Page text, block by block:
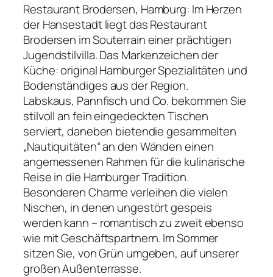
Restaurant Brodersen, Hamburg: Im Herzen
der Hansestadt liegt das Restaurant
Brodersen im Souterrain einer prächtigen
Jugendstilvilla. Das Markenzeichen der
Küche: original Hamburger Spezialitäten und
Bodenständiges aus der Region.
Labskaus, Pannfisch und Co. bekommen Sie
stilvoll an fein eingedeckten Tischen
serviert, daneben bietendie gesammelten
„Nautiquitäten“ an den Wänden einen
angemessenen Rahmen für die kulinarische
Reise in die Hamburger Tradition.
Besonderen Charme verleihen die vielen
Nischen, in denen ungestört gespeis
werden kann – romantisch zu zweit ebenso
wie mit Geschäftspartnern. Im Sommer
sitzen Sie, von Grün umgeben, auf unserer
großen Außenterrasse.